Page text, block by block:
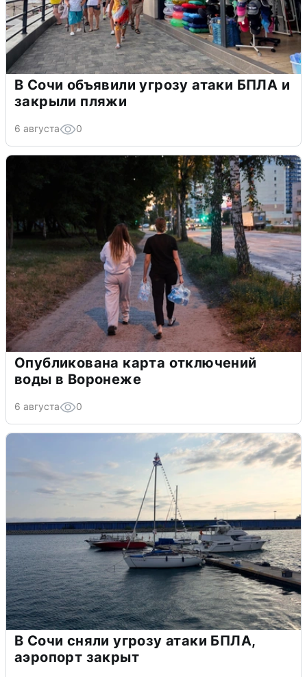
В Сочи объявили угрозу атаки БПЛА и
закрыли пляжи
6 августа 0
Опубликована карта отключений
воды в Воронеже
6 августа 0
В Сочи сняли угрозу атаки БПЛА,
аэропорт закрыт